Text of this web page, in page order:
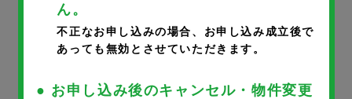
ん。
不正なお申し込みの場合、お申し込み成立後で
あっても無効とさせていただきます。
● お申し込み後のキャンセル・物件変更